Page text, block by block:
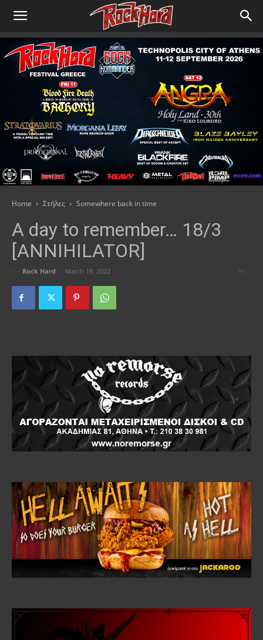
Home Στήλες Somewhere back in time
A day to remember… 18/3
[ANNIHILATOR]
Rock Hard March 18, 2022